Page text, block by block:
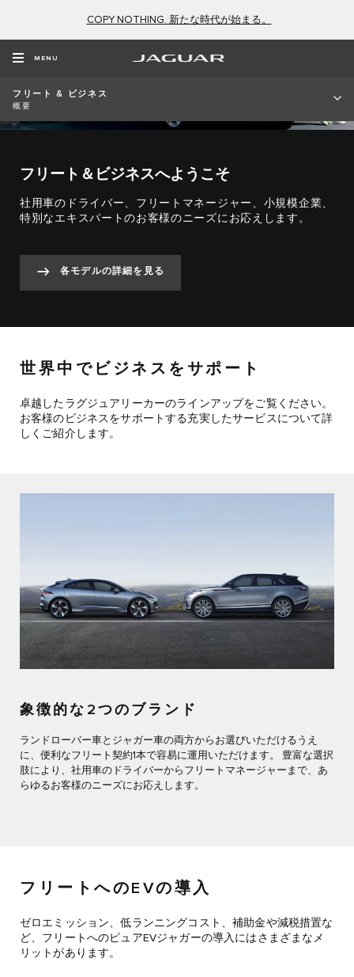
COPY NOTHING. 新たな時代が始まる。
MENU
フリート & ビジネス
概要
フリート＆ビジネスへようこそ
社用車のドライバー、フリートマネージャー、小規模企業、
特別なエキスパートのお客様のニーズにお応えします。
各モデルの詳細を見る
世界中でビジネスをサポート
卓越したラグジュアリーカーのラインアップをご覧ください。
お客様のビジネスをサポートする充実したサービスについて詳
しくご紹介します。
象徴的な2つのブランド
ランドローバー車とジャガー車の両方からお選びいただけるうえ
に、便利なフリート契約1本で容易に運用いただけます。 豊富な選択
肢により、社用車のドライバーからフリートマネージャーまで、あ
らゆるお客様のニーズにお応えします。
フリートへのEVの導入
ゼロエミッション、低ランニングコスト、補助金や減税措置な
ど、フリートへのピュアEVジャガーの導入にはさまざまなメ
リットがあります。